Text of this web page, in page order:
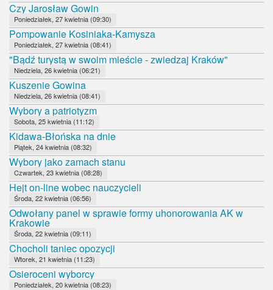
Czy Jarosław Gowin
Poniedziałek, 27 kwietnia (09:30)
Pompowanie Kosiniaka-Kamysza
Poniedziałek, 27 kwietnia (08:41)
"Bądź turystą w swoim mieście - zwiedzaj Kraków"
Niedziela, 26 kwietnia (06:21)
Kuszenie Gowina
Niedziela, 26 kwietnia (08:41)
Wybory a patriotyzm
Sobota, 25 kwietnia (11:12)
Kidawa-Błońska na dnie
Piątek, 24 kwietnia (08:32)
Wybory jako zamach stanu
Czwartek, 23 kwietnia (08:28)
Hejt on-line wobec nauczycieli
Środa, 22 kwietnia (06:56)
Odwołany panel w sprawie formy uhonorowania AK w
Krakowie
Środa, 22 kwietnia (09:11)
Chocholi taniec opozycji
Wtorek, 21 kwietnia (11:23)
Osieroceni wyborcy
Poniedziałek, 20 kwietnia (08:23)